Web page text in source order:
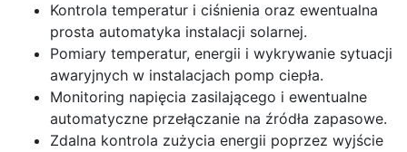
Kontrola temperatur i ciśnienia oraz ewentualna
prosta automatyka instalacji solarnej.
Pomiary temperatur, energii i wykrywanie sytuacji
awaryjnych w instalacjach pomp ciepła.
Monitoring napięcia zasilającego i ewentualne
automatyczne przełączanie na źródła zapasowe.
Zdalna kontrola zużycia energii poprzez wyjście